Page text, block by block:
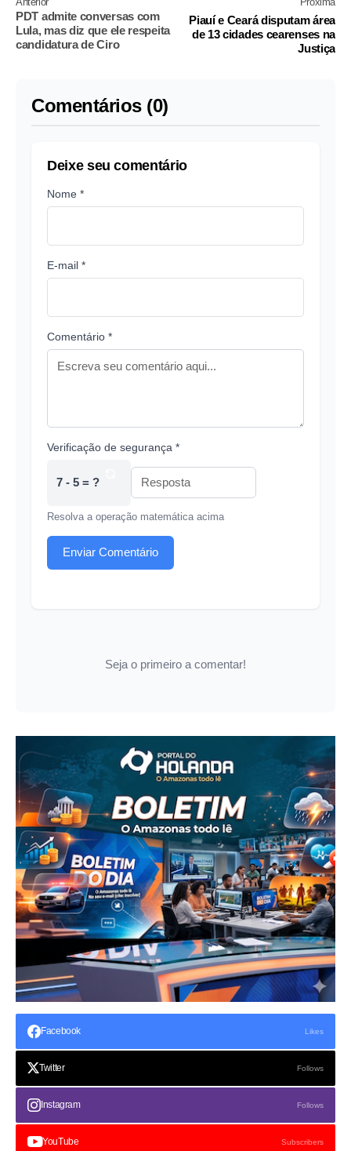
PDT admite conversas com
Lula, mas diz que ele respeita
candidatura de Ciro
Piauí e Ceará disputam área
de 13 cidades cearenses na
Justiça
Comentários (0)
Deixe seu comentário
Nome *
E-mail *
Comentário *
Verificação de segurança *
7 - 5 = ?
Resolva a operação matemática acima
Enviar Comentário
Seja o primeiro a comentar!
Facebook Likes
Twitter Follows
Instagram Follows
YouTube Subscribers